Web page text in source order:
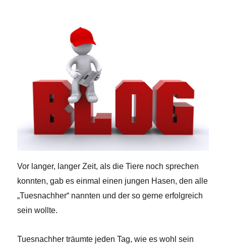
Vor langer, langer Zeit, als die Tiere noch sprechen
konnten, gab es einmal einen jungen Hasen, den alle
„Tuesnachher“ nannten und der so gerne erfolgreich
sein wollte.
Tuesnachher träumte jeden Tag, wie es wohl sein